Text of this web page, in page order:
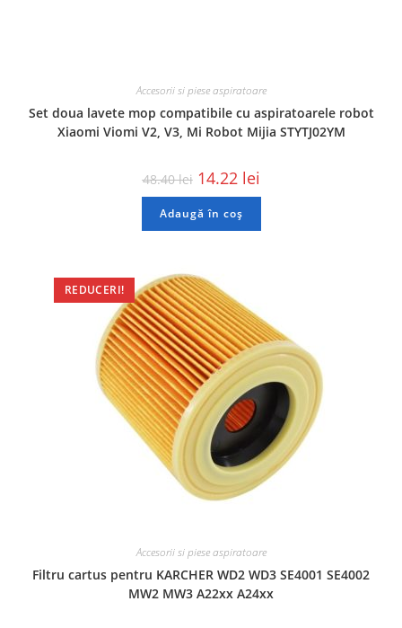
Accesorii si piese aspiratoare
Set doua lavete mop compatibile cu aspiratoarele robot
Xiaomi Viomi V2, V3, Mi Robot Mijia STYTJ02YM
48.40lei 14.22 lei
Adaugă în coș
REDUCERI!
Accesorii si piese aspiratoare
Filtru cartus pentru KARCHER WD2 WD3 SE4001 SE4002
MW2 MW3 A22xx A24xx